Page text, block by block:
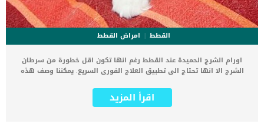
القطط
امراض القطط
اورام الشرج الحميدة عند القطط رغم انها تكون اقل خطورة من سرطان
الشرج الا انها تحتاج الى تطبيق العلاج الفورى السريع. يمكننا وصف هذه
او زوائد تنمو على جدران الشرج والمستقيم للقط هي حالة يشار إليها
باسم الاورام الحميدة الشرجية. اقرأ ايضا: استئصال كيس الشرج عند
اقرأ المزيد